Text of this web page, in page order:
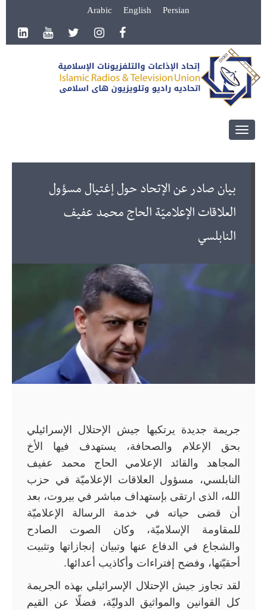
Arabic English Persian
Toggle
بيان صادر عن الإتحاد حول إغتيال مسؤول
العلاقات الإعلاميّة الحاج محمد عفيف
النابلسي
جريمة جديدة يرتكبها جيش الإحتلال الإسرائيلي
بحق الإعلام والصحافة، يستهدف فيها الأخ
المجاهد والقائد الإعلامي الحاج محمد عفيف
النابلسي، مسؤول العلاقات الإعلاميّة في حزب
الله، الذى ارتقى بإستهداف مباشر في بيروت، بعد
أن قضى حياته في خدمة الرسالة الإعلاميّة
للمقاومة الإسلاميّة، وكان الصوت الصادح
والشجاع في الدفاع عنها وتبيان إنجازاتها وتثبيت
أحقيّتها، وفضح إفتراءات وأكاذيب أعدائها.
لقد تجاوز جيش الإحتلال الإسرائيلي بهذه الجريمة
كل القوانين والمواثيق الدوليّة، فضلًا عن القيم